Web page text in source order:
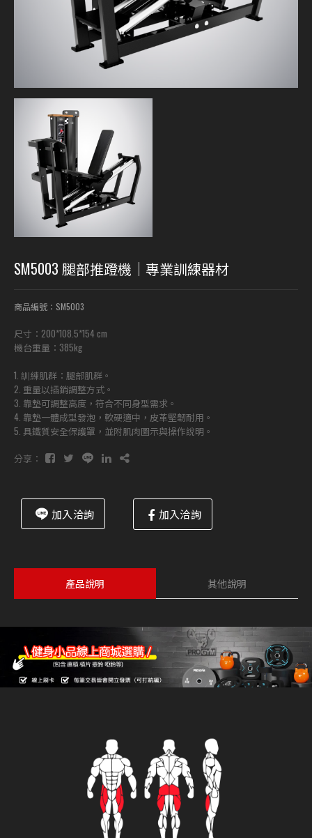
SM5003 腿部推蹬機｜專業訓練器材
商品編號：SM5003
尺寸：200*108.5*154 cm
機台重量：385kg
1. 訓練肌群：腿部肌群。
2. 重量以插銷調整方式。
3. 靠墊可調整高度，符合不同身型需求。
4. 靠墊一體成型發泡，軟硬適中，皮革堅韌耐用。
5. 具鐵質安全保護罩，並附肌肉圖示與操作說明。
分享：
加入洽詢 加入洽詢
產品說明 其他說明